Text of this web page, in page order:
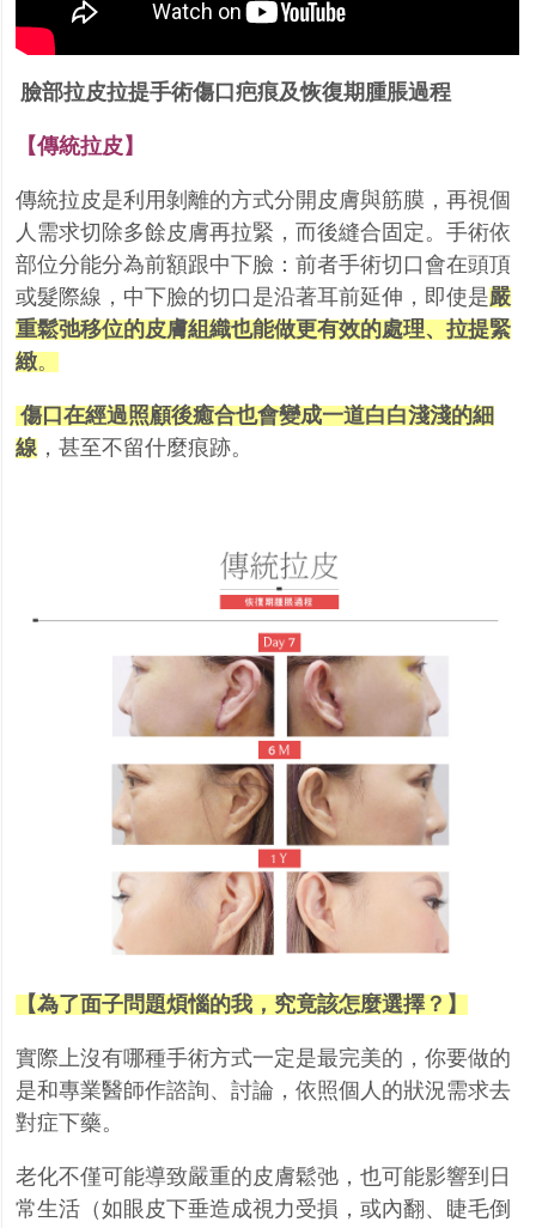
臉部拉皮拉提手術傷口疤痕及恢復期腫脹過程
【傳統拉皮】
傳統拉皮是利用剝離的方式分開皮膚與筋膜，再視個
人需求切除多餘皮膚再拉緊，而後縫合 固定。手術依
部位分能分為前額跟中下臉：前者手術切口會在頭頂
或髮際線，中下臉的切口是沿著耳前延伸， 即使是嚴
重鬆弛移位的皮膚組織也能做更有效的處理、拉提緊
緻。
傷口在經過照顧後癒合也會變成一道白白淺淺的細
線 ，甚至不留什麼痕跡。
【為了面子問題煩惱的我，究竟該怎麼選擇？】
實際上沒有哪種手術方式一定是最完美的，你要做的
是和專業醫師作諮詢、討論，依照個人的狀況需求去
對症下藥。
老化不僅可能導致嚴重的皮膚鬆弛，也可能影響到日
常生活（如眼皮下垂造成視力受損，或內翻、睫毛倒